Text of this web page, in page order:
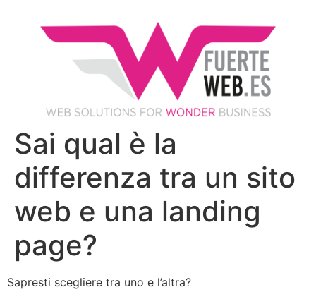
Sai qual è la
differenza tra un sito
web e una landing
page?
Sapresti scegliere tra uno e l’altra?